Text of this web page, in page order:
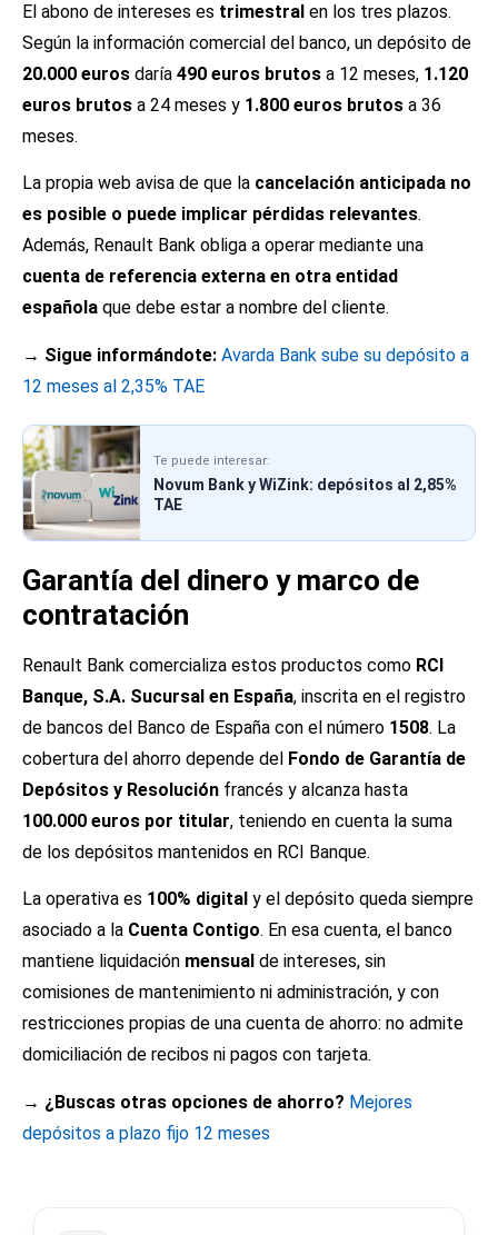
El abono de intereses es trimestral en los tres plazos.
Según la información comercial del banco, un depósito de
20.000 euros daría 490 euros brutos a 12 meses, 1.120
euros brutos a 24 meses y 1.800 euros brutos a 36
meses.
La propia web avisa de que la cancelación anticipada no
es posible o puede implicar pérdidas relevantes.
Además, Renault Bank obliga a operar mediante una
cuenta de referencia externa en otra entidad
española que debe estar a nombre del cliente.
→ Sigue informándote: Avarda Bank sube su depósito a
12 meses al 2,35% TAE
Te puede interesar:
Novum Bank y WiZink: depósitos al 2,85%
TAE
Garantía del dinero y marco de
contratación
Renault Bank comercializa estos productos como RCI
Banque, S.A. Sucursal en España, inscrita en el registro
de bancos del Banco de España con el número 1508. La
cobertura del ahorro depende del Fondo de Garantía de
Depósitos y Resolución francés y alcanza hasta
100.000 euros por titular, teniendo en cuenta la suma
de los depósitos mantenidos en RCI Banque.
La operativa es 100% digital y el depósito queda siempre
asociado a la Cuenta Contigo. En esa cuenta, el banco
mantiene liquidación mensual de intereses, sin
comisiones de mantenimiento ni administración, y con
restricciones propias de una cuenta de ahorro: no admite
domiciliación de recibos ni pagos con tarjeta.
→ ¿Buscas otras opciones de ahorro? Mejores
depósitos a plazo fijo 12 meses